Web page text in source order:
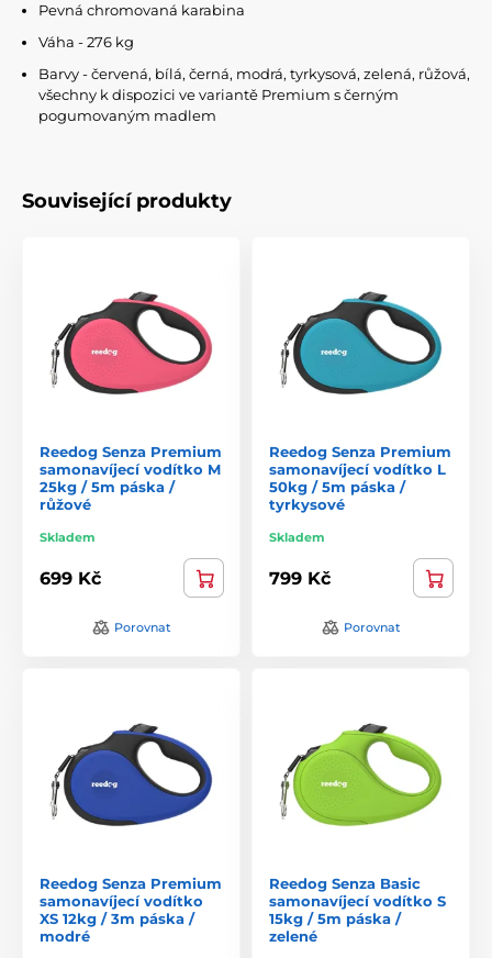
Pevná chromovaná karabina
Váha - 276 kg
Barvy - červená, bílá, černá, modrá, tyrkysová, zelená, růžová,
všechny k dispozici ve variantě Premium s černým
pogumovaným madlem
Související produkty
Reedog Senza Premium
samonavíjecí vodítko M
25kg / 5m páska /
růžové
Skladem
699 Kč
Porovnat
Reedog Senza Premium
samonavíjecí vodítko L
50kg / 5m páska /
tyrkysové
Skladem
799 Kč
Porovnat
Reedog Senza Premium
samonavíjecí vodítko
XS 12kg / 3m páska /
modré
Reedog Senza Basic
samonavíjecí vodítko S
15kg / 5m páska /
zelené